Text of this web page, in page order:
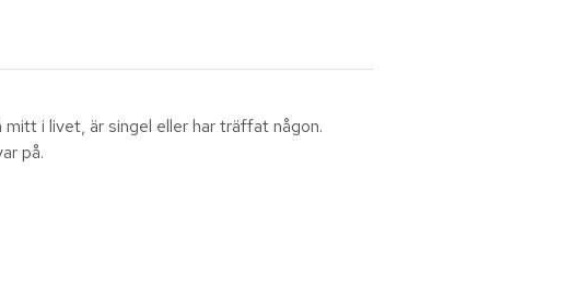
i livet, är singel eller har träffat någon.
på.